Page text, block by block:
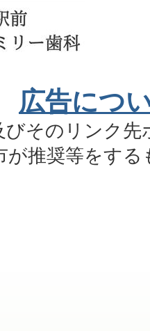
広告につ
そのリンク先
が推奨等をす